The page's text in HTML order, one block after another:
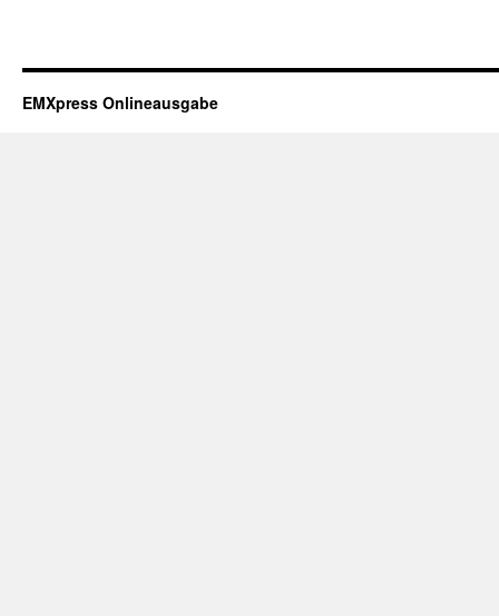
EMXpress Onlineausgabe